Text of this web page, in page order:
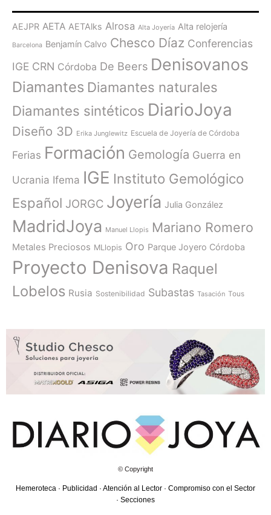
AEJPR AETA AETAlks Alrosa Alta Joyería Alta relojería
Barcelona Benjamín Calvo Chesco Díaz Conferencias
IGE CRN Córdoba De Beers Denisovanos
Diamantes Diamantes naturales
Diamantes sintéticos DiarioJoya
Diseño 3D Erika Junglewitz Escuela de Joyería de Córdoba
Ferias Formación Gemología Guerra en
Ucrania Ifema IGE Instituto Gemológico
Español JORGC Joyería Julia González
MadridJoya Manuel Llopis Mariano Romero
Metales Preciosos MLlopis Oro Parque Joyero Córdoba
Proyecto Denisova Raquel
Lobelos Rusia Sostenibilidad Subastas Tasación Tous
© Copyright
Hemeroteca · Publicidad · Atención al Lector · Compromiso con el Sector
· Secciones